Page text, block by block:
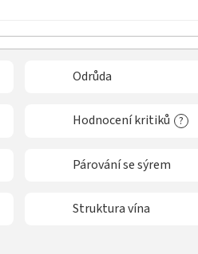
Odrůda
Hodnocení kritiků ?
Párování se sýrem
Struktura vína